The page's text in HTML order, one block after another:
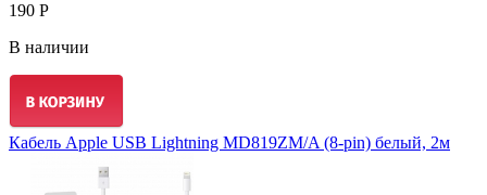
190 Р
В наличии
Кабель Apple USB Lightning MD819ZM/A (8-pin) белый, 2м